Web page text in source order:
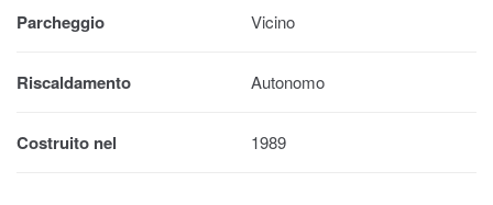
Parcheggio Vicino
Riscaldamento Autonomo
Costruito nel 1989